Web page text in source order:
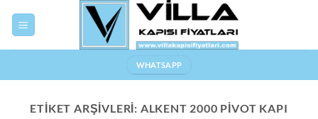
WHATSAPP
ETIKET ARŞIVLERI: ALKENT 2000 PIVOT KAPI